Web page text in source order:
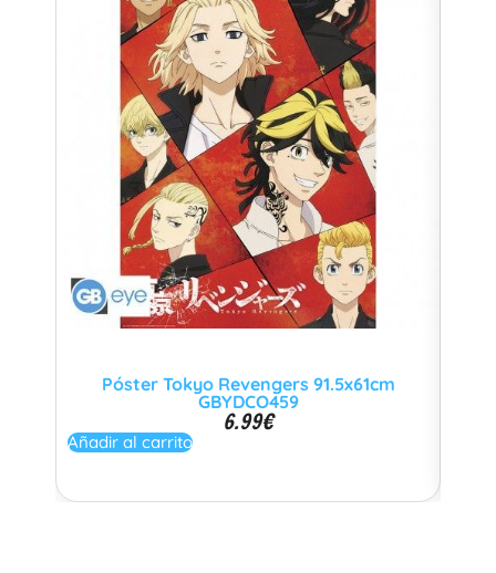
Póster Tokyo Revengers 91.5x61cm
GBYDCO459
6.99€
Añadir al carrito